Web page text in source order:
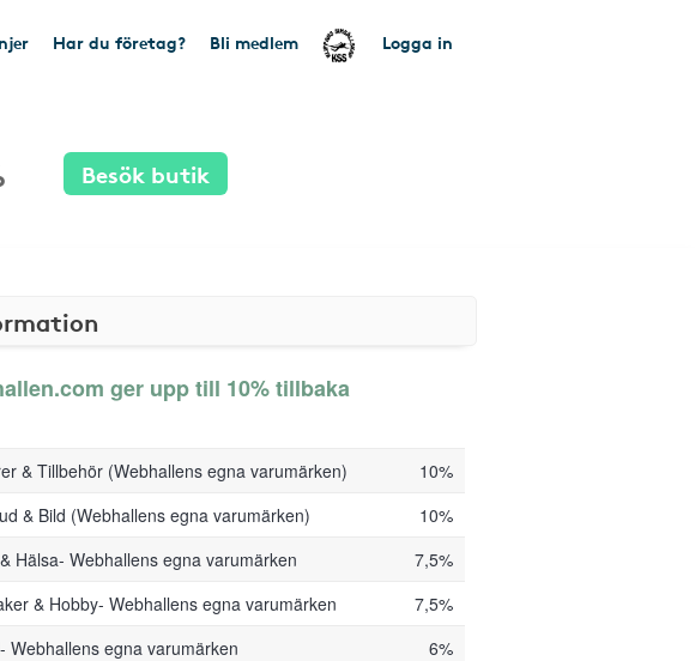
Har du företag? Bli medlem Logga in
Besök butik
ger upp till 10% tillbaka
& Tillbehör (Webhallens egna varumärken)
10%
& Bild (Webhallens egna varumärken)
10%
Hälsa- Webhallens egna varumärken
7,5%
& Hobby- Webhallens egna varumärken
7,5%
Webhallens egna varumärken
6%